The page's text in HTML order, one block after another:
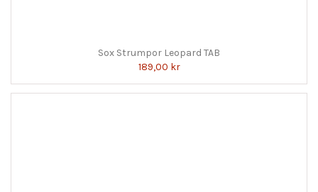
Sox Strumpor Leopard TAB
189,00 kr